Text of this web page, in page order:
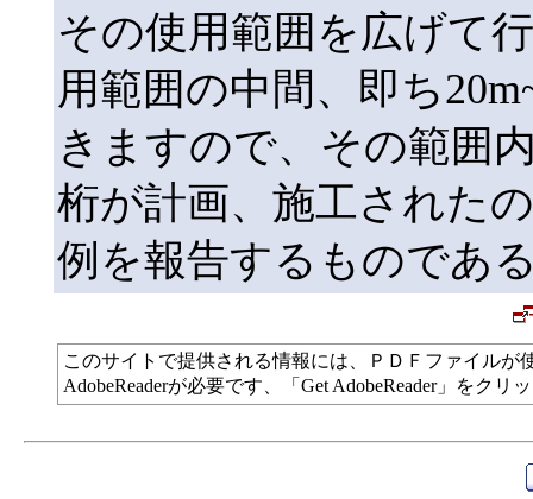
その使用範囲を広げて
用範囲の中間、即ち
きますので、その範囲
桁が計画、施工された
例を報告するものであ
このサイトで提供される情報には、ＰＤＦファイル
AdobeReaderが必要です、「Get AdobeReader」をク